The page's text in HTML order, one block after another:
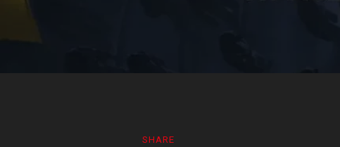
SHARE